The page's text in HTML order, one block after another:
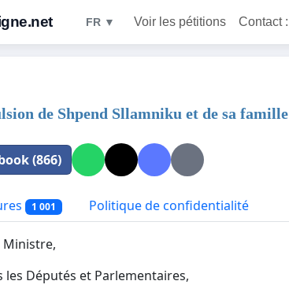
FR ▼ Voir les pétitions Contact :
de Shpend Sllamniku et de sa famille
(866)
1 001 Politique de confidentialité
Ministre,
les Députés et Parlementaires,